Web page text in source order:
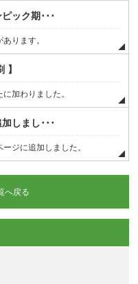
ック期･･･
ります。
】
加わりました。
しまし･･･
ジに追加しました。
へ戻る